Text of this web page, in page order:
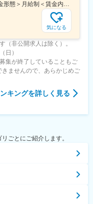
＜予定年収＞350万円～500万円＜賃金形態＞月給制＜賃金内訳＞月額（基本給）：215,000円～307,000円固定残業手当/月：76,700円～110,000円（固定残業時間45時間0分/月）超過した時間外労働の残業手当は追加支給＜月給＞291,700円～417,000円（一律手当を含む）＜昇給有無＞有＜残業手当＞有＜給与補足＞※経験・能力を考慮の上、年齢に関わりなく当社規定により優遇します。賃金はあくまでも目安の金額であり、選考を通じて上下する可能性があります。月給(月額)は固定手当を含めた表記です。
気になる
（非公開求人は除く）。
日）
集が終了していることもご
ませんので、あらかじめご
キングを詳しく見る
ごとにご紹介します。